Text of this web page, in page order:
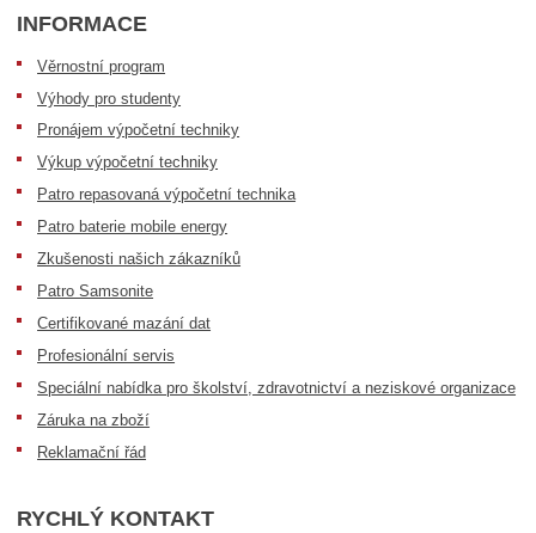
INFORMACE
Věrnostní program
Výhody pro studenty
Pronájem výpočetní techniky
Výkup výpočetní techniky
Patro repasovaná výpočetní technika
Patro baterie mobile energy
Zkušenosti našich zákazníků
Patro Samsonite
Certifikované mazání dat
Profesionální servis
Speciální nabídka pro školství, zdravotnictví a neziskové organizace
Záruka na zboží
Reklamační řád
RYCHLÝ KONTAKT